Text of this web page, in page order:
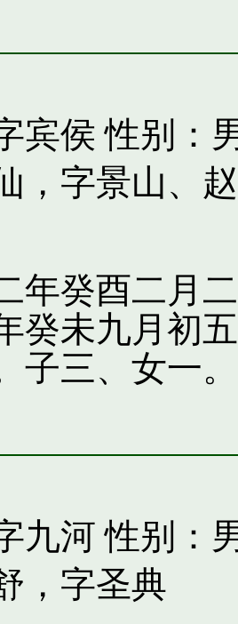
宾侯 性别：
，字景山、
年癸酉二月
癸未九月初
子三、女一。
九河 性别：
，字圣典